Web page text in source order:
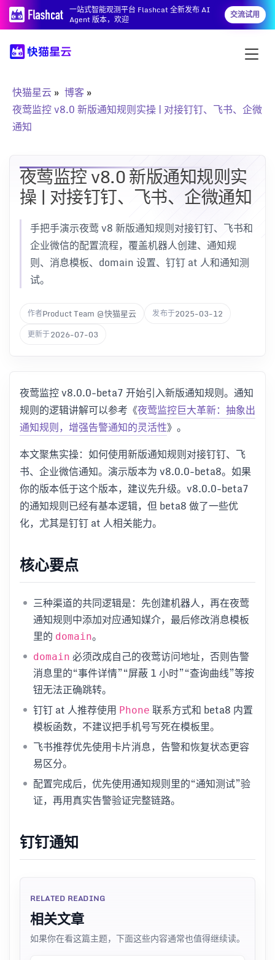
一站式智能观测平台 Flashcat 全新发布 AI
Agent 版本，欢迎
交流试用
快猫星云
博客
夜莺监控 v8.0 新版通知规则实操 | 对接钉钉、飞书、企微
通知
夜莺监控 v8.0 新版通知规则实
操 | 对接钉钉、飞书、企微通知
手把手演示夜莺 v8 新版通知规则对接钉钉、飞书和
企业微信的配置流程，覆盖机器人创建、通知规
则、消息模板、domain 设置、钉钉 at 人和通知测
试。
作者Product Team @快猫星云 发布于2025-03-12
更新于2026-07-03
夜莺监控 v8.0.0-beta7 开始引入新版通知规则。通知
规则的逻辑讲解可以参考《夜莺监控巨大革新：抽象出
通知规则，增强告警通知的灵活性》。
本文聚焦实操：如何使用新版通知规则对接钉钉、飞
书、企业微信通知。演示版本为 v8.0.0-beta8。如果
你的版本低于这个版本，建议先升级。v8.0.0-beta7
的通知规则已经有基本逻辑，但 beta8 做了一些优
化，尤其是钉钉 at 人相关能力。
核心要点
三种渠道的共同逻辑是：先创建机器人，再在夜莺
通知规则中添加对应通知媒介，最后修改消息模板
里的 domain。
domain 必须改成自己的夜莺访问地址，否则告警
消息里的“事件详情”“屏蔽 1 小时”“查询曲线”等按
钮无法正确跳转。
钉钉 at 人推荐使用 Phone 联系方式和 beta8 内置
模板函数，不建议把手机号写死在模板里。
飞书推荐优先使用卡片消息，告警和恢复状态更容
易区分。
配置完成后，优先使用通知规则里的“通知测试”验
证，再用真实告警验证完整链路。
钉钉通知
RELATED READING
相关文章
如果你在看这篇主题，下面这些内容通常也值得继续读。